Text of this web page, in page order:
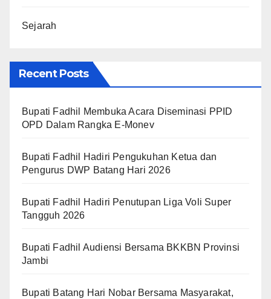
Sejarah
Recent Posts
Bupati Fadhil Membuka Acara Diseminasi PPID
OPD Dalam Rangka E-Monev
Bupati Fadhil Hadiri Pengukuhan Ketua dan
Pengurus DWP Batang Hari 2026
Bupati Fadhil Hadiri Penutupan Liga Voli Super
Tangguh 2026
Bupati Fadhil Audiensi Bersama BKKBN Provinsi
Jambi
Bupati Batang Hari Nobar Bersama Masyarakat,